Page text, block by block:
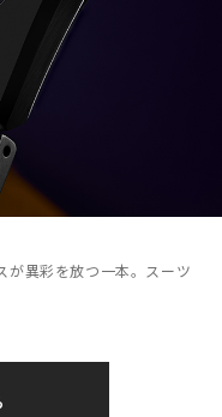
が異彩を放つ一本。スーツ